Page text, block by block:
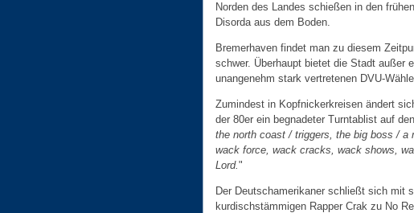
Norden des Landes schießen in den
Disorda aus dem Boden.
Bremerhaven findet man zu diesem
schwer. Überhaupt bietet die Stadt außer
unangenehm stark vertretenen DVU-
Zumindest in Kopfnickerkreisen ändert
der 80er ein begnadeter Turntablist auf
the north coast / triggers, the big boss / a
wack force, wack cracks, wack shows,
Lord. "
Der Deutschamerikaner schließt sich mit
kurdischstämmigen Rapper Crak zu No